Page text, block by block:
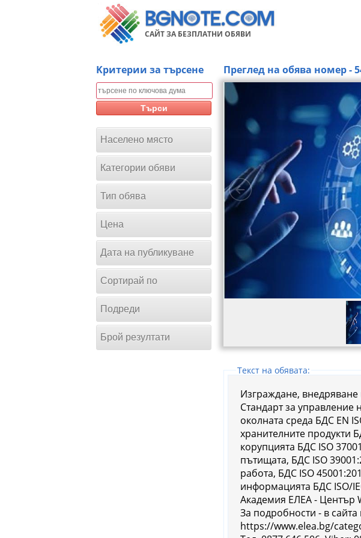
САЙТ ЗА БЕЗПЛАТНИ ОБЯВИ
Kритерии за търсене
Търси
Населено място
Категории обяви
Тип обява
Цена
Дата на публикуване
Сортирай по
Подреди
Брой резултати
Преглед на обява номер -
Tекст на обявата:
Изграждане,
Стандарт за управление
околната среда БДС EN
хранителните продукти
корупцията БДС ISO
пътищата, БДС ISO
работа, БДС ISO
информацията БДС ISO/
Академия ЕЛЕА - Център
За подробности - в
https://www.elea.bg/